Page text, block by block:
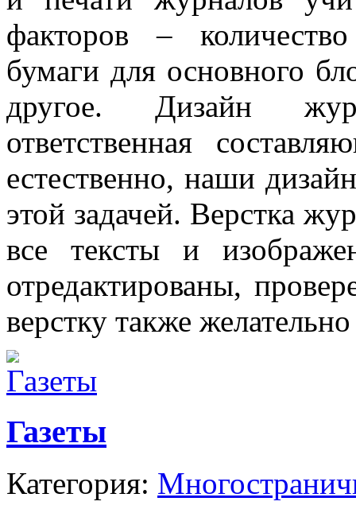
факторов –
бумаги для основного
другое. Дизайн
ответственная
естественно, наши
этой задачей. Верстка
все тексты и
отредактированы,
верстку также
Газеты
Категория: